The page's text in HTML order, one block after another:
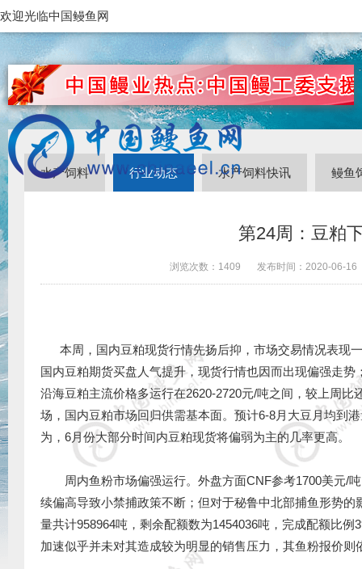
欢迎光临中国鳗鱼网
水产饲料 行业动态 水产饲料快讯 鳗鱼
第24周：豆粕
浏览次数： 1409 发布时间： 2020-06-16
本周，国内豆粕现货行情先扬后抑，市场交易情况表现
国内豆粕期货买盘人气提升，现货行情也因而出现偏强走
沿海豆粕主流价格多运行在2620-2720元/吨之间，较上周
场，国内豆粕市场回归供需基本面。预计6-8月大豆月均到
为，6月份大部分时间内豆粕现货将偏弱为主的几率更高。
周内鱼粉市场偏强运行。外盘方面CNF参考1700美元/
续偏高导致小禁捕政策不断；但对于秘鲁中北部捕鱼形势
量共计958964吨，剩余配额数为1454036吨，完成配额比
加速似乎并未对其造成较为明显的销售压力，其鱼粉报价则